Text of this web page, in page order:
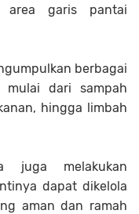
area garis pantai
berbagai
mulai dari sampah
hingga limbah
juga melakukan
dapat dikelola
aman dan ramah